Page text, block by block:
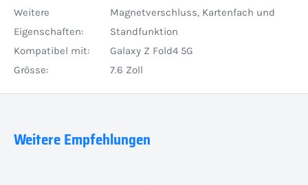
Weitere
Eigenschaften:
Magnetverschluss, Kartenfach und
Standfunktion
Kompatibel mit:
Galaxy Z Fold4 5G
Grösse:
7.6 Zoll
Weitere Empfehlungen